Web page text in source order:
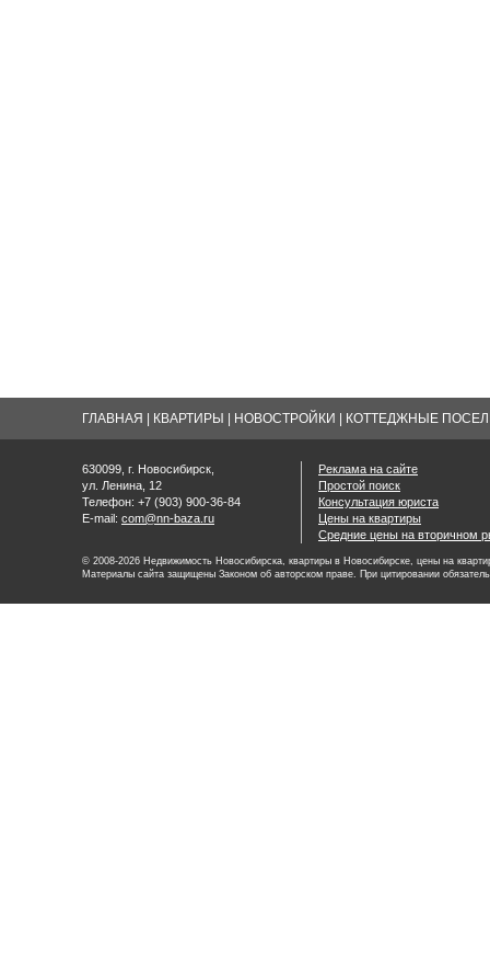
ГЛАВНАЯ КВАРТИРЫ НОВОСТРОЙКИ КОТТЕДЖНЫЕ
630099, г. Новосибирск,
ул. Ленина, 12
Телефон: +7 (903) 900-36-84
E-mail: com@nn-baza.ru
Реклама на сайте
Простой поиск
Консультация юриста
Цены на квартиры
Средние цены на вторичном
© 2008-2026 Недвижимость Новосибирска, квартиры в Новосибирске, цены на
Материалы сайта защищены Законом об авторском праве. При цитировании